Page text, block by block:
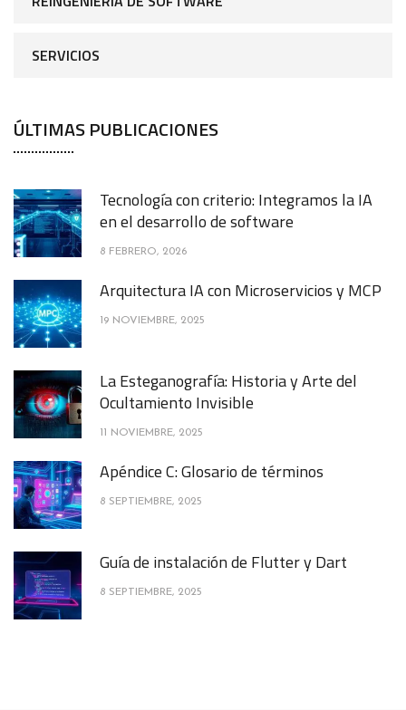
SERVICIOS
ÚLTIMAS PUBLICACIONES
Tecnología con criterio: Integramos la IA
en el desarrollo de software
8 FEBRERO, 2026
Arquitectura IA con Microservicios y MCP
19 NOVIEMBRE, 2025
La Esteganografía: Historia y Arte del
Ocultamiento Invisible
11 NOVIEMBRE, 2025
Apéndice C: Glosario de términos
8 SEPTIEMBRE, 2025
Guía de instalación de Flutter y Dart
8 SEPTIEMBRE, 2025